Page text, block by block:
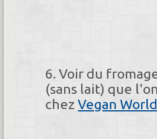
Voir du
(sans lait) que
chezVegan World